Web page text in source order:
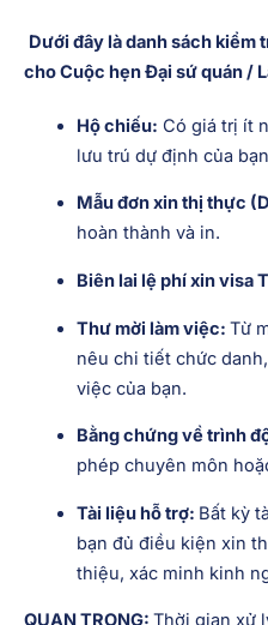
Dưới đây là danh sách kiểm
cho Cuộc hẹn Đại sứ quán /
Hộ chiếu: Có giá trị ít
lưu trú dự định của
Mẫu đơn xin thị thực
hoàn thành và in.
Biên lai lệ phí xin visa
Thư mời làm việc: Từ
nêu chi tiết chức
việc của bạn.
Bằng chứng về trình
phép chuyên môn
Tài liệu hỗ trợ: Bất kỳ
bạn đủ điều kiện xin
thiệu, xác minh kinh
QUAN TRỌNG: Thời gian xử